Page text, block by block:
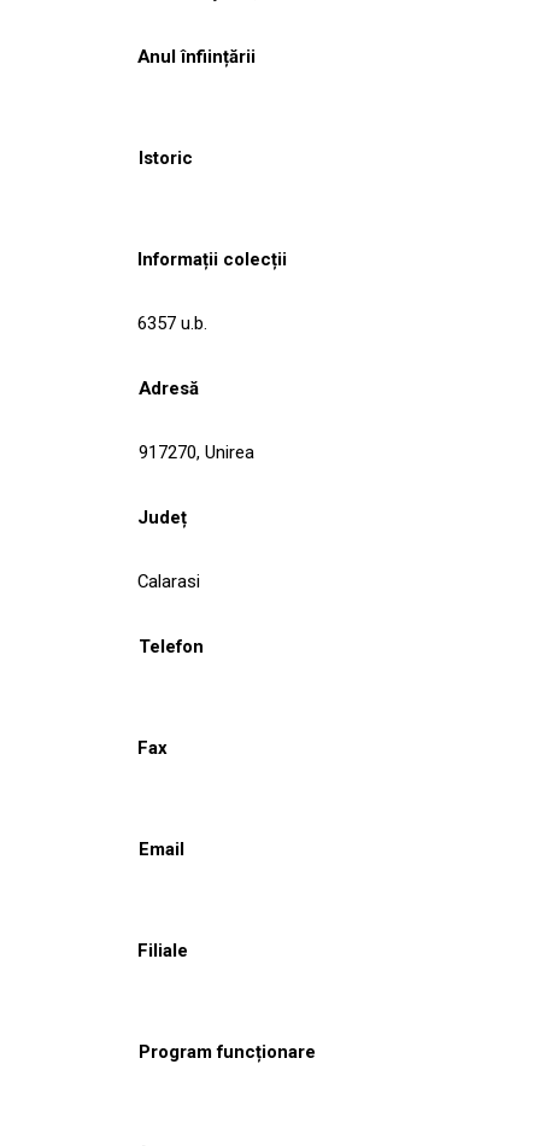
Anul înființării
Istoric
Informații colecții
6357 u.b.
Adresă
917270, Unirea
Județ
Calarasi
Telefon
Fax
Email
Filiale
Program funcționare